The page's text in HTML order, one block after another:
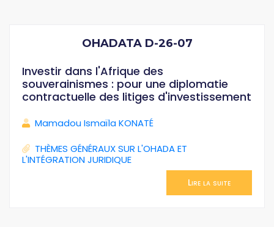
OHADATA D-26-07
Investir dans l'Afrique des
souverainismes : pour une diplomatie
contractuelle des litiges d'investissement
Mamadou Ismaïla KONATÉ
THÈMES GÉNÉRAUX SUR L'OHADA ET
L'INTÉGRATION JURIDIQUE
Lire la suite